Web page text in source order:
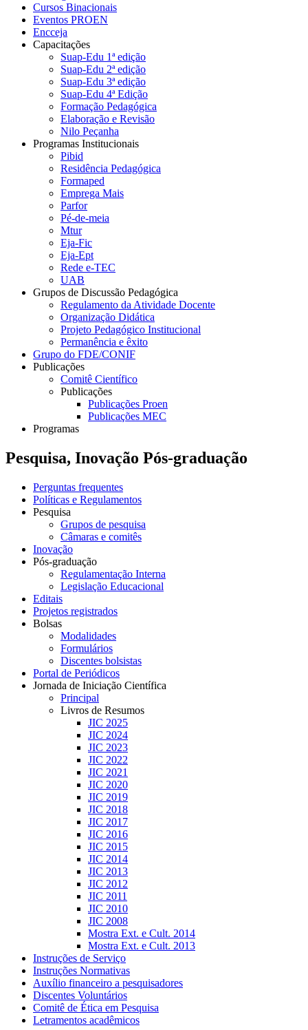
Cursos Binacionais
Eventos PROEN
Encceja
Capacitações
Suap-Edu 1ª edição
Suap-Edu 2ª edição
Suap-Edu 3ª edição
Suap-Edu 4ª Edição
Formação Pedagógica
Elaboração e Revisão
Nilo Peçanha
Programas Institucionais
Pibid
Residência Pedagógica
Formaped
Emprega Mais
Parfor
Pé-de-meia
Mtur
Eja-Fic
Eja-Ept
Rede e-TEC
UAB
Grupos de Discussão Pedagógica
Regulamento da Atividade Docente
Organização Didática
Projeto Pedagógico Institucional
Permanência e êxito
Grupo do FDE/CONIF
Publicações
Comitê Científico
Publicações
Publicações Proen
Publicações MEC
Programas
Pesquisa, Inovação Pós-graduação
Perguntas frequentes
Políticas e Regulamentos
Pesquisa
Grupos de pesquisa
Câmaras e comitês
Inovação
Pós-graduação
Regulamentação Interna
Legislação Educacional
Editais
Projetos registrados
Bolsas
Modalidades
Formulários
Discentes bolsistas
Portal de Periódicos
Jornada de Iniciação Científica
Principal
Livros de Resumos
JIC 2025
JIC 2024
JIC 2023
JIC 2022
JIC 2021
JIC 2020
JIC 2019
JIC 2018
JIC 2017
JIC 2016
JIC 2015
JIC 2014
JIC 2013
JIC 2012
JIC 2011
JIC 2010
JIC 2008
Mostra Ext. e Cult. 2014
Mostra Ext. e Cult. 2013
Instruções de Serviço
Instruções Normativas
Auxílio financeiro a pesquisadores
Discentes Voluntários
Comitê de Ética em Pesquisa
Letramentos acadêmicos